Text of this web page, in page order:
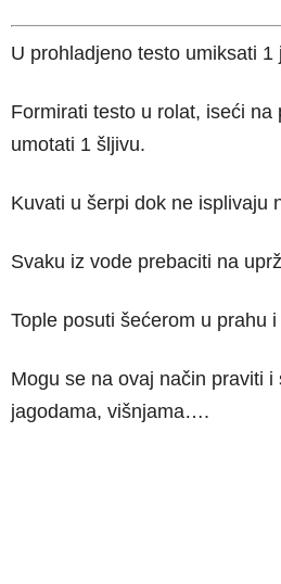
U prohladjeno testo umiksati 1
Formirati testo u rolat, iseći
umotati 1 šljivu.
Kuvati u šerpi dok ne isplivaju
Svaku iz vode prebaciti na
Tople posuti šećerom u prahu
Mogu se na ovaj način praviti i
jagodama, višnjama….